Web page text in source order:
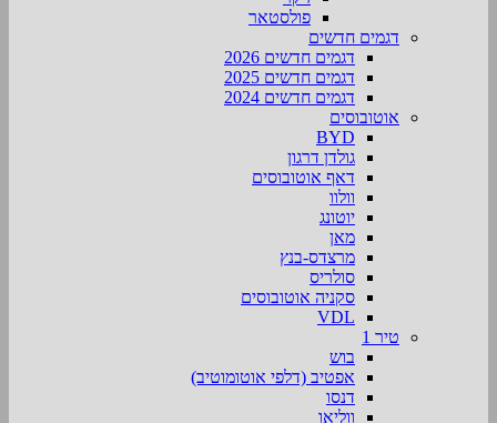
פולסטאר
דגמים חדשים
דגמים חדשים 2026
דגמים חדשים 2025
דגמים חדשים 2024
אוטובוסים
BYD
גולדן דרגון
דאף אוטובוסים
וולוו
יוטונג
מאן
מרצדס-בנץ
סולריס
סקניה אוטובוסים
VDL
טיר 1
בוש
אפטיב (דלפי אוטומוטיב)
דנסו
ווליאו